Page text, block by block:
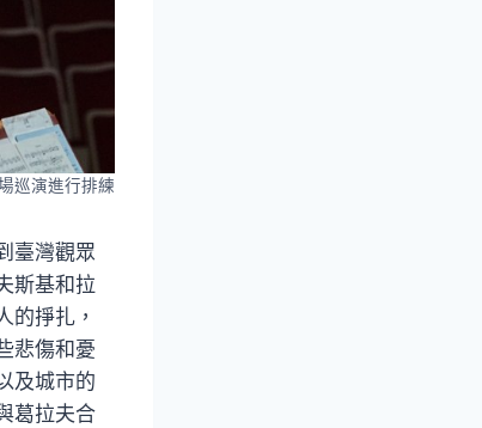
巡演進行排練
臺灣觀眾
斯基和拉
的掙扎，
悲傷和憂
及城市的
葛拉夫合